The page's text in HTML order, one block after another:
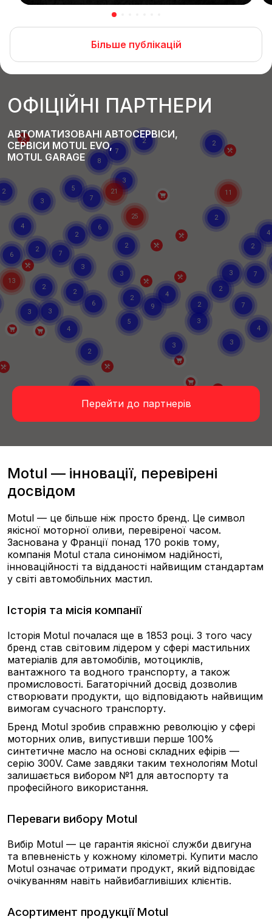
Більше публікацій
ОФІЦІЙНІ ПАРТНЕРИ
АВТОМАТИЗОВАНІ АВТОСЕРВІСИ,
СЕРВІСИ MOTUL EVO,
MOTUL GARAGE
Перейти до партнерів
Motul — інновації, перевірені
досвідом
Motul — це більше ніж просто бренд. Це символ
якісної моторної оливи, перевіреної часом.
Заснована у Франції понад 170 років тому,
компанія Motul стала синонімом надійності,
інноваційності та відданості найвищим стандартам
у світі автомобільних мастил.
Історія та місія компанії
Історія Motul почалася ще в 1853 році. З того часу
бренд став світовим лідером у сфері мастильних
матеріалів для автомобілів, мотоциклів,
вантажного та водного транспорту, а також
промисловості. Багаторічний досвід дозволив
створювати продукти, що відповідають найвищим
вимогам сучасного транспорту.
Бренд Motul зробив справжню революцію у сфері
моторних олив, випустивши перше 100%
синтетичне масло на основі складних ефірів —
серію 300V. Саме завдяки таким технологіям Motul
залишається вибором №1 для автоспорту та
професійного використання.
Переваги вибору Motul
Вибір Motul — це гарантія якісної служби двигуна
та впевненість у кожному кілометрі. Купити масло
Motul означає отримати продукт, який відповідає
очікуванням навіть найвибагливіших клієнтів.
Асортимент продукції Motul